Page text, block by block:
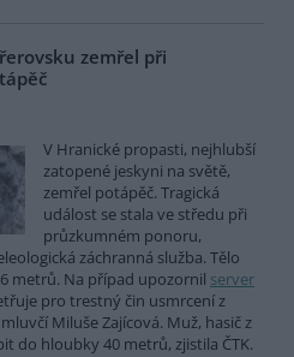
zemřel při
V Hranické propasti, nejhlubší
zatopené jeskyni na světě,
zemřel potápěč. Tragická
událost se stala ve středu při
průzkumném ponoru,
záchranná služba. Tělo
metrů. Na případ upozornil server
pro trestný čin usmrcení z
Miluše Zajícová. Muž, hasič z
do hloubky 40 metrů, zjistila ČTK.